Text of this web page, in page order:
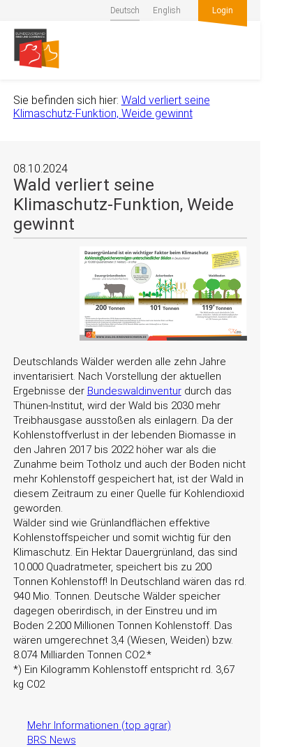
Deutsch English Login
Sie befinden sich hier: Wald verliert seine
Klimaschutz-Funktion, Weide gewinnt
08.10.2024
Wald verliert seine
Klimaschutz-Funktion, Weide
gewinnt
Deutschlands Wälder werden alle zehn Jahre
inventarisiert. Nach Vorstellung der aktuellen
Ergebnisse der Bundeswaldinventurdurch das
Thünen-Institut, wird der Wald bis 2030 mehr
Treibhausgase ausstoßen als einlagern. Da der
Kohlenstoffverlust in der lebenden Biomasse in
den Jahren 2017 bis 2022 höher war als die
Zunahme beim Totholz und auch der Boden nicht
mehr Kohlenstoff gespeichert hat, ist der Wald in
diesem Zeitraum zu einer Quelle für Kohlendioxid
geworden.
Wälder sind wie Grünlandflächen effektive
Kohlenstoffspeicher und somit wichtig für den
Klimaschutz. Ein Hektar Dauergrünland, das sind
10.000 Quadratmeter, speichert bis zu 200
Tonnen Kohlenstoff! In Deutschland wären das rd.
940 Mio. Tonnen. Deutsche Wälder speicher
dagegen oberirdisch, in der Einstreu und im
Boden 2.200 Millionen Tonnen Kohlenstoff. Das
wären umgerechnet 3,4 (Wiesen, Weiden) bzw.
8.074 Milliarden Tonnen CO2.*
*) Ein Kilogramm Kohlenstoff entspricht rd. 3,67
kg C02
Mehr Informationen (top agrar)
BRS News